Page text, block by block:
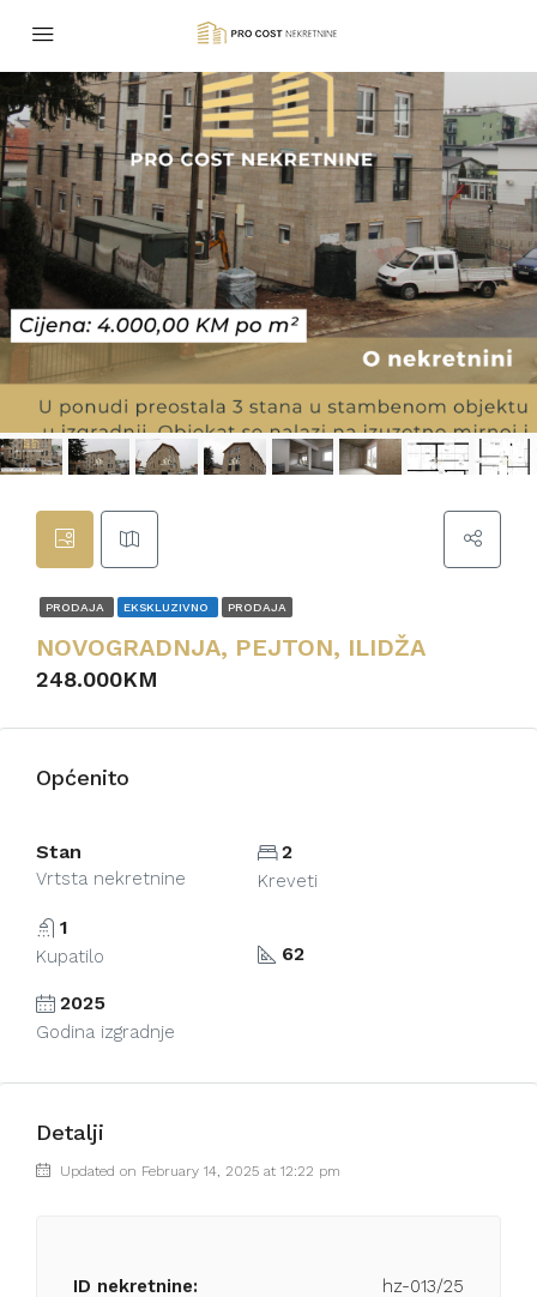
PRODAJA EKSKLUZIVNO PRODAJA
NOVOGRADNJA, PEJTON, ILIDŽA
248.000KM
Općenito
Stan
Vrtsta nekretnine
2
Kreveti
1
Kupatilo 62
2025
Godina izgradnje
Detalji
Updated on February 14, 2025 at 12:22 pm
ID nekretnine: hz-013/25